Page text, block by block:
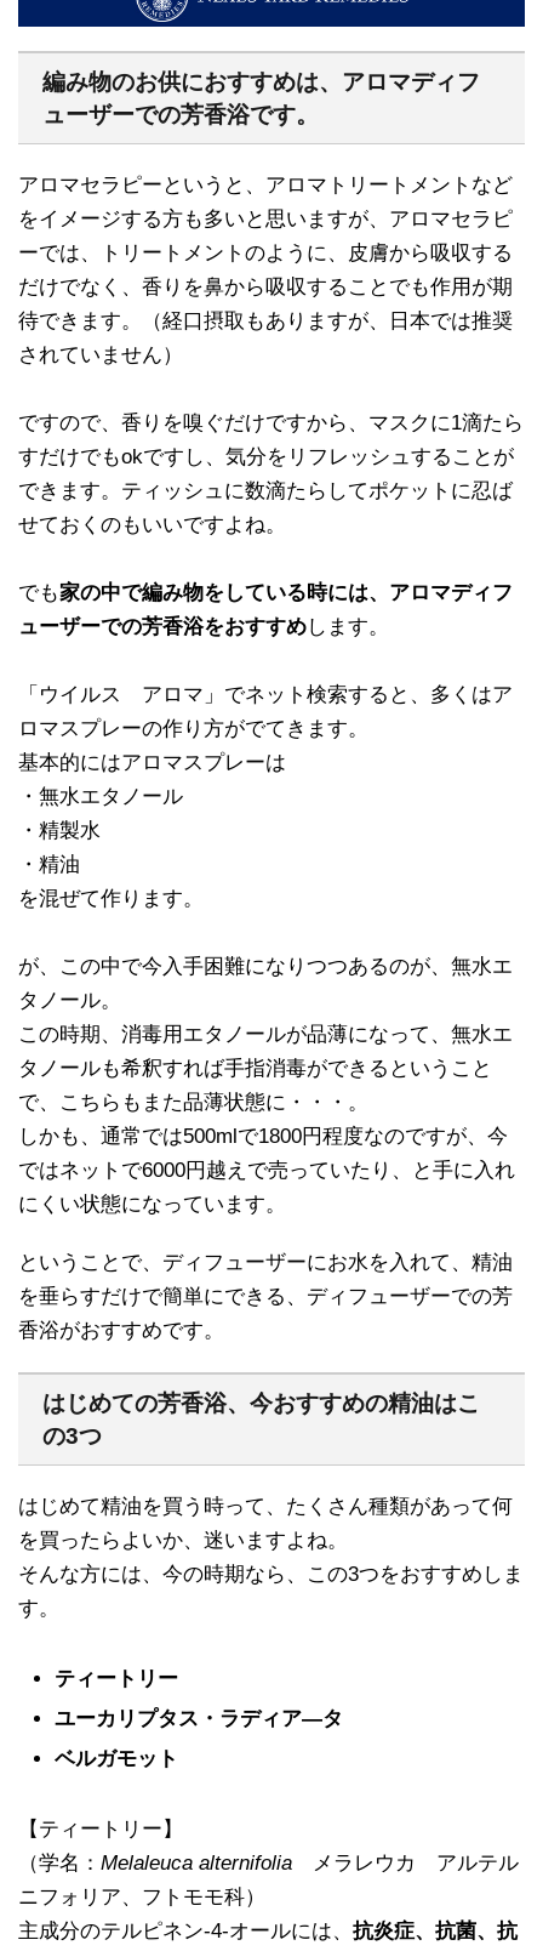
編み物のお供におすすめは、アロマディフ
ューザーでの芳香浴です。
アロマセラピーというと、アロマトリートメントなど
をイメージする方も多いと思いますが、アロマセラピ
ーでは、トリートメントのように、皮膚から吸収する
だけでなく、香りを鼻から吸収することでも作用が期
待できます。（経口摂取もありますが、日本では推奨
されていません）
ですので、香りを嗅ぐだけですから、マスクに1滴たら
すだけでもokですし、気分をリフレッシュすることが
できます。ティッシュに数滴たらしてポケットに忍ば
せておくのもいいですよね。
でも家の中で編み物をしている時には、アロマディフ
ューザーでの芳香浴をおすすめします。
「ウイルス アロマ」でネット検索すると、多くはア
ロマスプレーの作り方がでてきます。
基本的にはアロマスプレーは
・無水エタノール
・精製水
・精油
を混ぜて作ります。
が、この中で今入手困難になりつつあるのが、無水エ
タノール。
この時期、消毒用エタノールが品薄になって、無水エ
タノールも希釈すれば手指消毒ができるということ
で、こちらもまた品薄状態に・・・。
しかも、通常では500mlで1800円程度なのですが、今
ではネットで6000円越えで売っていたり、と手に入れ
にくい状態になっています。
ということで、ディフューザーにお水を入れて、精油
を垂らすだけで簡単にできる、ディフューザーでの芳
香浴がおすすめです。
はじめての芳香浴、今おすすめの精油はこ
の3つ
はじめて精油を買う時って、たくさん種類があって何
を買ったらよいか、迷いますよね。
そんな方には、今の時期なら、この3つをおすすめしま
す。
ティートリー
ユーカリプタス・ラディア―タ
ベルガモット
【ティートリー】
（学名： Melaleuca alternifolia メラレウカ アルテル
ニフォリア、フトモモ科）
主成分のテルピネン‐4‐オールには、 抗炎症、抗菌、抗